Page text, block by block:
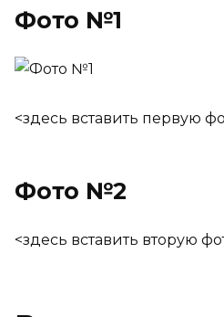
Фото №1
<здесь вставить первую
Фото №2
<здесь вставить вторую